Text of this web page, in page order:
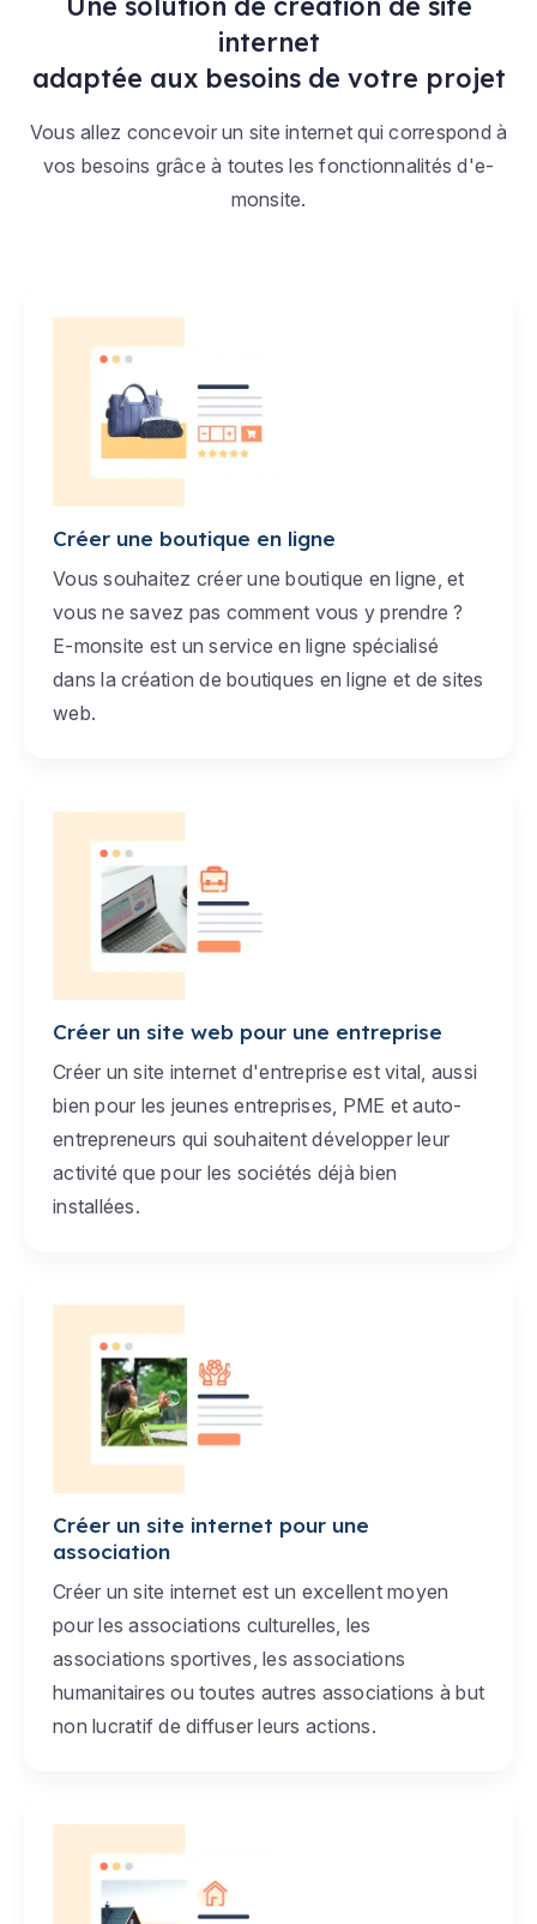
internet
adaptée aux besoins de votre projet
Vous allez concevoir un site internet qui correspond à
vos besoins grâce à toutes les fonctionnalités d'e-
monsite.
Créer une boutique en ligne
Vous souhaitez créer une boutique en ligne, et
vous ne savez pas comment vous y prendre ?
E-monsite est un service en ligne spécialisé
dans la création de boutiques en ligne et de sites
web.
Créer un site web pour une entreprise
Créer un site internet d'entreprise est vital, aussi
bien pour les jeunes entreprises, PME et auto-
entrepreneurs qui souhaitent développer leur
activité que pour les sociétés déjà bien
installées.
Créer un site internet pour une
association
Créer un site internet est un excellent moyen
pour les associations culturelles, les
associations sportives, les associations
humanitaires ou toutes autres associations à but
non lucratif de diffuser leurs actions.